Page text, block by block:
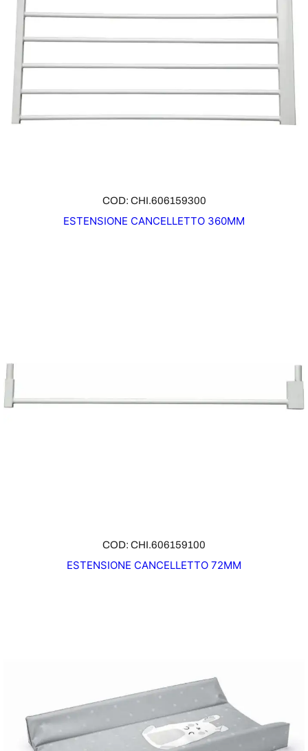
COD: CHI.606159300
ESTENSIONE CANCELLETTO 360MM
COD: CHI.606159100
ESTENSIONE CANCELLETTO 72MM